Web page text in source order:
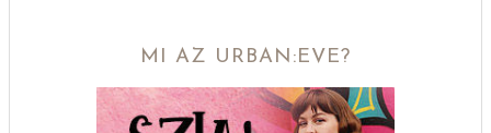
MI AZ URBAN:EVE?